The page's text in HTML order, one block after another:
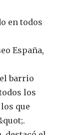
en todos
España,
barrio
los
que